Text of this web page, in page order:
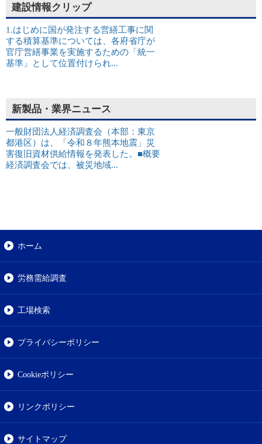
建設情報クリップ
1.はじめに国が発注する営繕工事に関
する積算基準については、各府省庁が
官庁営繕事業を実施するための「統一
基準」として位置付けられ...
新製品・業界ニュース
一般財団法人経済調査会（本部：東京
都港区）は、「令和８年熊本地震」災
害復旧資材供給情報を発表した。■概要
経済調査会では、被災地域...
ホーム
労務需給調査
工場検索
プライバシーポリシー
Cookieポリシー
リンクポリシー
サイトマップ